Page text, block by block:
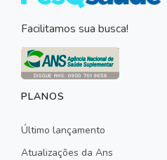
Facilitamos sua busca!
PLANOS
Último lançamento
Atualizações da Ans